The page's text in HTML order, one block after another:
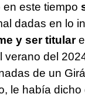
en este tiempo
dadas en lo
y ser titular
verano del
de un
le había dicho